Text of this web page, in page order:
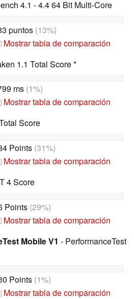
4.1 - 4.4 64 Bit Multi-Core
puntos(13%)
Mostrar tabla de comparación
1.1 Total Score *
ms(1%)
Mostrar tabla de comparación
Score
Points (31%)
Mostrar tabla de comparación
4 Score
Points (29%)
Mostrar tabla de comparación
Mobile V1 - PerformanceTest
Points (1%)
Mostrar tabla de comparación